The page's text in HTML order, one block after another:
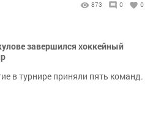
873 0 0
завершился хоккейный
в турнире приняли пять команд.